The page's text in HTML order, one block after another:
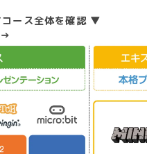
ース全体を確認 ▼
→